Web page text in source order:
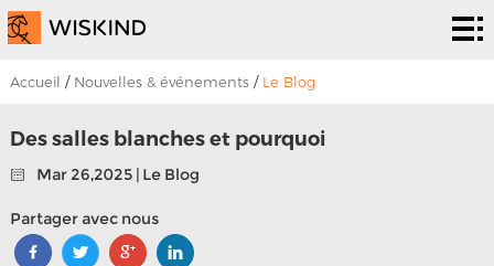
Système
de salle
Services
Solutions
Solutions
Les
projets
À
Accueil / Nouvelles & événements/ Le Blog
Des salles blanches et pourquoi
Mar 26,2025 | Le Blog
Partager avec nous